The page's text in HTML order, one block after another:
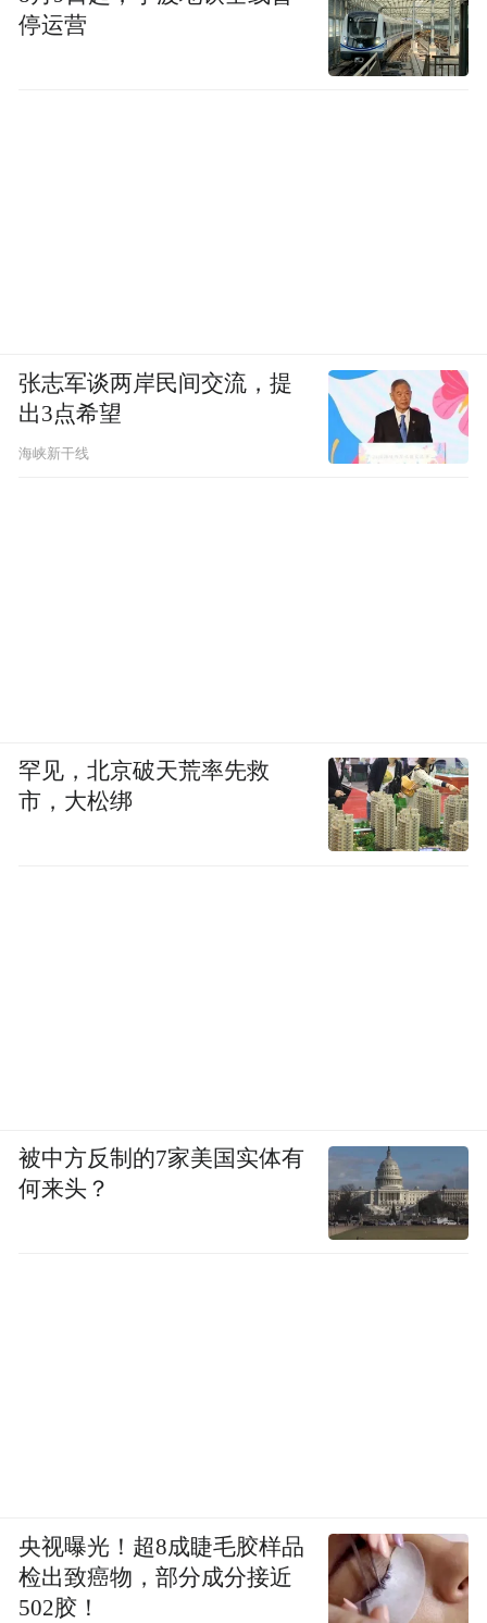
停运营
张志军谈两岸民间交流，提
出3点希望
海峡新干线
罕见，北京破天荒率先救
市，大松绑
被中方反制的7家美国实体有
何来头？
央视曝光！超8成睫毛胶样品
检出致癌物，部分成分接近
502胶！